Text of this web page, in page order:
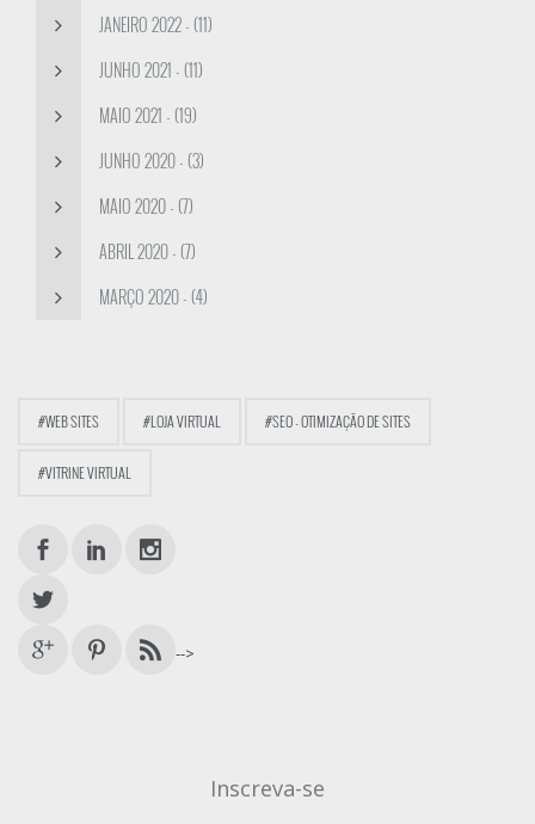
JANEIRO 2022 - (11)
JUNHO 2021 - (11)
MAIO 2021 - (19)
JUNHO 2020 - (3)
MAIO 2020 - (7)
ABRIL 2020 - (7)
MARÇO 2020 - (4)
#WEB SITES #LOJA VIRTUAL #SEO - OTIMIZAÇÃO DE SITES
#VITRINE VIRTUAL
-->
Inscreva-se